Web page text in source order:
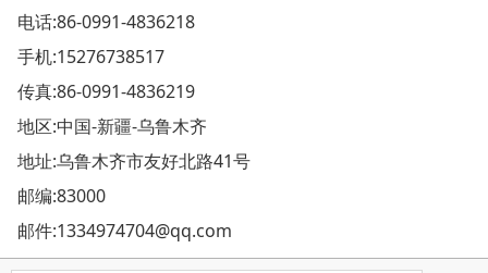
电话:86-0991-4836218
手机:15276738517
传真:86-0991-4836219
地区:中国-新疆-乌鲁木齐
地址:乌鲁木齐市友好北路41号
邮编:83000
邮件:1334974704@qq.com